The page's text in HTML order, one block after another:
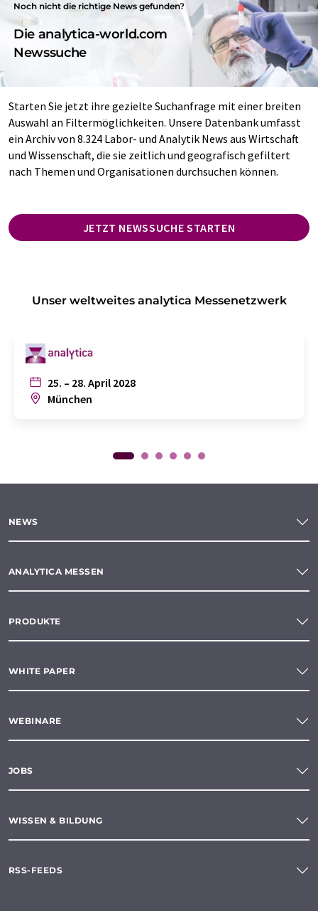
Noch nicht die richtige News gefunden?
Die analytica-world.com
Newssuche
Starten Sie jetzt ihre gezielte Suchanfrage mit einer breiten
Auswahl an Filtermöglichkeiten. Unsere Datenbank umfasst
ein Archiv von 8.324 Labor- und Analytik News aus Wirtschaft
und Wissenschaft, die sie zeitlich und geografisch gefiltert
nach Themen und Organisationen durchsuchen können.
JETZT NEWSSUCHE STARTEN
Unser weltweites analytica Messenetzwerk
25. – 28. April 2028
München
NEWS
ANALYTICA MESSEN
PRODUKTE
WHITE PAPER
WEBINARE
JOBS
WISSEN & BILDUNG
RSS-FEEDS